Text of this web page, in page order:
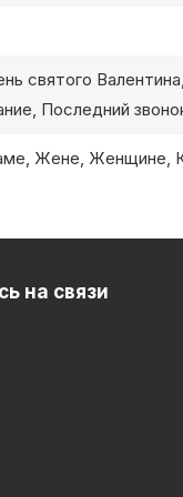
святого
Последний
Жене, Женщине,
на связи